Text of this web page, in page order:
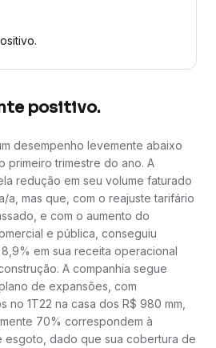
positivo.
desempenho levemente abaixo
primeiro trimestre do ano. A
redução em seu volume faturado
a, mas que, com o reajuste tarifário
e com o aumento do
e pública, conseguiu
em sua receita operacional
A companhia segue
de expansões, com
no 1T22 na casa dos R$ 980 mm,
70% correspondem à
esgoto, dado que sua cobertura de